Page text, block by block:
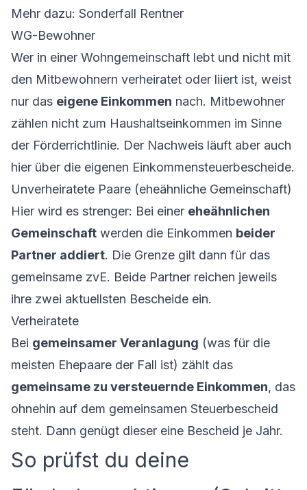
Mehr dazu: Sonderfall Rentner
WG-Bewohner
Wer in einer Wohngemeinschaft lebt und nicht mit
den Mitbewohnern verheiratet oder liiert ist, weist
nur das eigene Einkommen nach. Mitbewohner
zählen nicht zum Haushaltseinkommen im Sinne
der Förderrichtlinie. Der Nachweis läuft aber auch
hier über die eigenen Einkommensteuerbescheide.
Unverheiratete Paare (eheähnliche Gemeinschaft)
Hier wird es strenger: Bei einer eheähnlichen
Gemeinschaft werden die Einkommen beider
Partner addiert. Die Grenze gilt dann für das
gemeinsame zvE. Beide Partner reichen jeweils
ihre zwei aktuellsten Bescheide ein.
Verheiratete
Bei gemeinsamer Veranlagung (was für die
meisten Ehepaare der Fall ist) zählt das
gemeinsame zu versteuernde Einkommen, das
ohnehin auf dem gemeinsamen Steuerbescheid
steht. Dann genügt dieser eine Bescheid je Jahr.
So prüfst du deine